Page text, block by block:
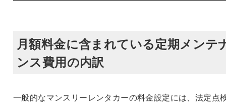
月額料金に含まれている定期メンテ
ンス費用の内訳
一般的なマンスリーレンタカーの料金設定には、法定点